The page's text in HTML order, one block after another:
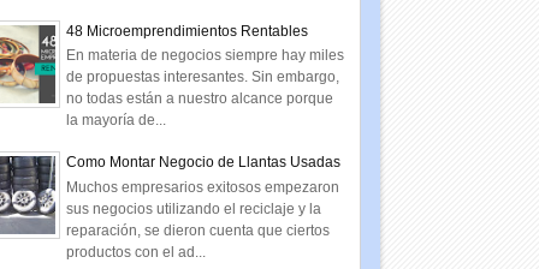
48 Microemprendimientos Rentables
En materia de negocios siempre hay miles
de propuestas interesantes. Sin embargo,
no todas están a nuestro alcance porque
la mayoría de...
Como Montar Negocio de Llantas Usadas
Muchos empresarios exitosos empezaron
sus negocios utilizando el reciclaje y la
reparación, se dieron cuenta que ciertos
productos con el ad...